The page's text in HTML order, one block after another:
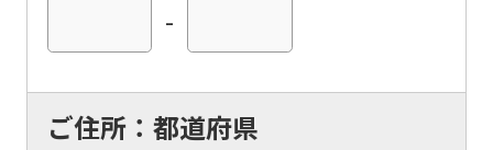
-
ご住所：都道府県